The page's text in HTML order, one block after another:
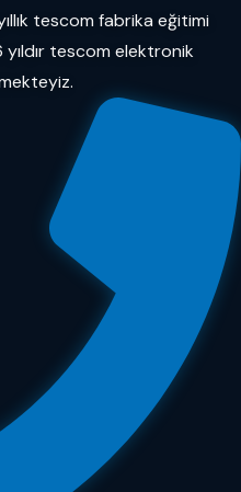
tescom fabrika eğitimi
tescom elektronik